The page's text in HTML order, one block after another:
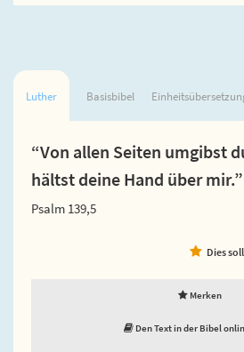
Luther Basisbibel Einheitsübersetzung
“Von allen Seiten umgibst
hältst deine Hand über mir.”
Psalm 139,5
Dies
Merken
Den Text in der Bibel